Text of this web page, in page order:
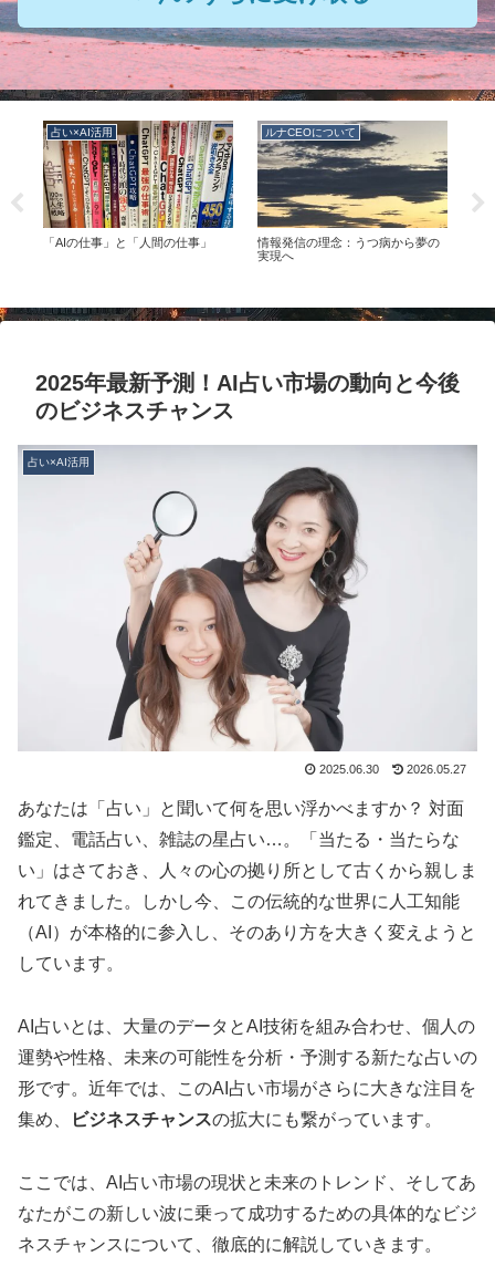
占い×AI活用
「AIの仕事」と「人間の仕事」
ルナCEOについて
情報発信の理念：うつ病から夢の
実現へ
2025年最新予測！AI占い市場の動向と今後
のビジネスチャンス
占い×AI活用
2025.06.30 2026.05.27
あなたは「占い」と聞いて何を思い浮かべますか？ 対面
鑑定、電話占い、雑誌の星占い…。「当たる・当たらな
い」はさておき、人々の心の拠り所として古くから親しま
れてきました。しかし今、この伝統的な世界に人工知能
（AI）が本格的に参入し、そのあり方を大きく変えようと
しています。
AI占いとは、大量のデータとAI技術を組み合わせ、個人の
運勢や性格、未来の可能性を分析・予測する新たな占いの
形です。近年では、このAI占い市場がさらに大きな注目を
集め、
ビジネスチャンスの拡大にも繋がっています。
ここでは、AI占い市場の現状と未来のトレンド、そしてあ
なたがこの新しい波に乗って成功するための具体的なビジ
ネスチャンスについて、徹底的に解説していきます。